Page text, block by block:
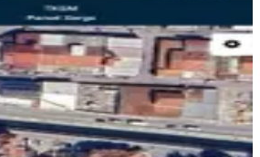
Dan Avm Yakın 680m² Kat
Taşyaka Mahallesi
·Yolu Açılmış· 36.765/m²·09.07.2026
₺